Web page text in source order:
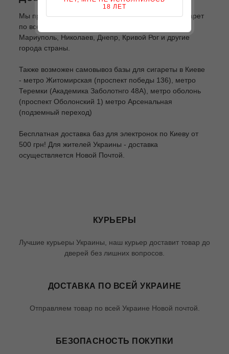
Мы производим доставку баз для электронных сигарет
по всей Украине: Киев, Одесса, Харьков, Львов,
Мариуполь, Николаев, Днепр, Кривой Рог и другие
города страны.
Также возможен самовывоз базы для сигареты в Киеве
- метро Житомирская (проспект победы 136), метро
Теремки (Академика Заболотнго 48А), метро оболонь
(проспект Оболонский 1) метро Арсенальная
(подземный переход)
Бесплатная доставка баз для электронок по Киеву от
500 грн! Для жителей Украины - доставка
осуществляется Новой Почтой.
КУРЬЕРЫ
Лучшие курьеры Украины, наш курьер доставит товар до
дверей без лишних вопросов.
ДОСТАВКА ПО ВСЕЙ УКРАИНЕ
Отправляем товар по всей Украине Новой почтой.
БЕЗОПАСНОСТЬ ПОКУПКИ
18 ЛЕТ